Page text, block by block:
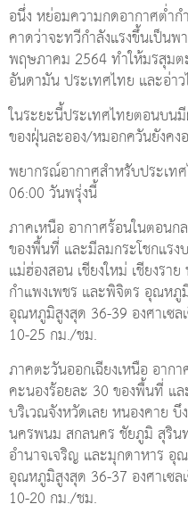
อนึ่ง หย่อมความกดอากาศต่ำ
คาดว่าจะทวีกำลังแรงขึ้นเป็น
พฤษภาคม 2564 ทำให้มรสุม
อันดามัน ประเทศไทย และอ่า
ในระยะนี้ประเทศไทยตอนบน
ของฝุ่นละออง/หมอกควันยังคง
พยากรณ์อากาศสำหรับประเท
06:00 วันพรุ่งนี้
ภาคเหนือ อากาศร้อนในตอน
ของพื้นที่ และมีลมกระโชกแรง
แม่ฮ่องสอน เชียงใหม่ เชียงร
กำแพงเพชร และพิจิตร อุณหภู
อุณหภูมิสูงสุด 36-39 องศาเซล
10-25 กม./ชม.
ภาคตะวันออกเฉียงเหนือ อาก
คะนองร้อยละ 30 ของพื้นที่ แ
บริเวณจังหวัดเลย หนองคาย
นครพนม สกลนคร ชัยภูมิ สุริน
อำนาจเจริญ และมุกดาหาร อุ
อุณหภูมิสูงสุด 36-37 องศาเซล
10-20 กม./ชม.